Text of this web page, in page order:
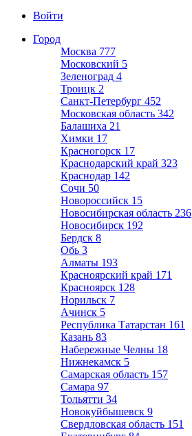
Войти
Город
Москва 777
Московский 5
Зеленоград 4
Троицк 2
Санкт-Петербург 452
Московская область 342
Балашиха 21
Химки 17
Красногорск 17
Краснодарский край 323
Краснодар 142
Сочи 50
Новороссийск 15
Новосибирская область 236
Новосибирск 192
Бердск 8
Обь 3
Алматы 193
Красноярский край 171
Красноярск 128
Норильск 7
Ачинск 5
Республика Татарстан 161
Казань 83
Набережные Челны 18
Нижнекамск 5
Самарская область 157
Самара 97
Тольятти 34
Новокуйбышевск 9
Свердловская область 151